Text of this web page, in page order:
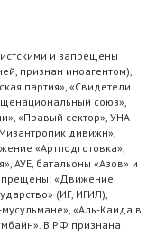
и запрещены
признан иноагентом),
партия», «Свидетели
союз»,
«Правый сектор», УНА-
дивижн»,
«Артподготовка»,
АУЕ, батальоны «Азов» и
«Движение
(ИГ, ИГИЛ),
«Аль-Каида в
В РФ признана